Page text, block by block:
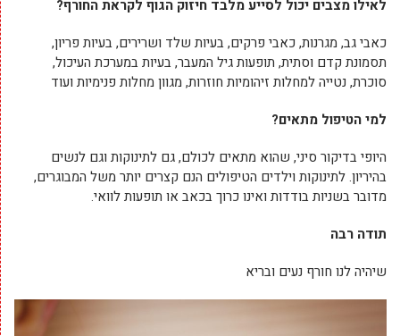
לאילו מצבים יכול לסייע מלבד חיזוק הגוף לקראת החורף?
כאבי גב, מגרנות, כאבי פרקים, בעיות שלד ושרירים, בעיות פריון,
תסמונת קדם וסתית, תופעות גיל המעבר, בעיות במערכת העיכול,
סוכרת, נטייה למחלות זיהומיות חוזרות, מגוון מחלות פנימיות ועוד
למי הטיפול מתאים?
היופי בדיקור סיני, שהוא מתאים לכולם, גם לתינוקות וגם לנשים
בהיריון. לתינוקות וילדים הטיפולים הנם קצרים יותר משל המבוגרים,
מדובר בשניות בודדות ואינו כרוך בכאב או תופעות לוואי.
תודה רבה
שיהיה לנו חורף נעים ובריא